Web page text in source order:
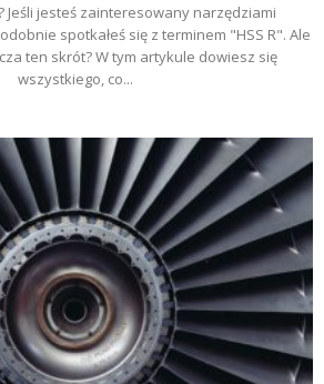
Jeśli jesteś zainteresowany narzędziami
spotkałeś się z terminem "HSS R". Ale
ten skrót? W tym artykule dowiesz się
wszystkiego, co...